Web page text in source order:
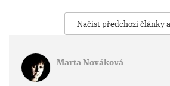
Načíst předchozí články
Marta Nováková